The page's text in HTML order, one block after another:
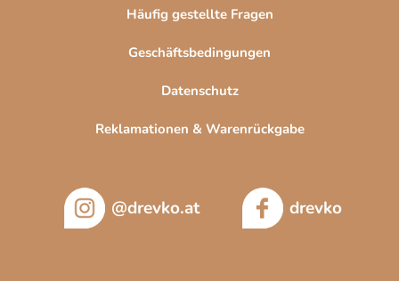
Häufig gestellte Fragen
Geschäftsbedingungen
Datenschutz
Reklamationen & Warenrückgabe
@drevko.at drevko